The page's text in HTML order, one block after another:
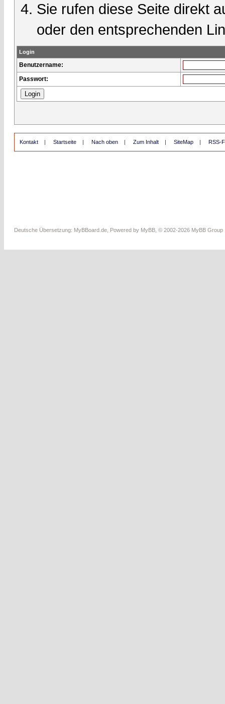
Sie rufen diese Seite direkt
oder den entsprechenden
Login
Benutzername:
Passwort:
Kontakt | Startseite | Nach oben | Zum Inhalt | SiteMap | RSS-
Deutsche Übersetzung: MyBBoard.de , Powered by MyBB , © 2002-2026 MyBB Group